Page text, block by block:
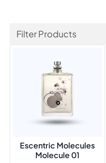
Filter Products
Escentric Molecules
Molecule 01